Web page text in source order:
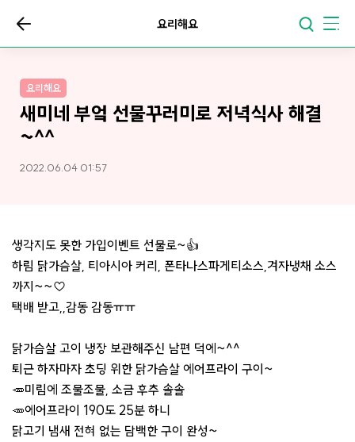
요리해요
요리해요
새미네 부엌 선물꾸러미로 저녁식사 해결
~^^
2022.06.04 01:57
생각지도 못한 가입이벤트 선물로~👍
하림 닭가슴살, 티아시아 커리, 폰타나스파게티소스,겨자냉채 소스
까지~~♡
택배 받고,,감동 감동ㅠㅠ
닭가슴살 고이 냉장 보관해주신 남편 덕에~^^
퇴근 하자마자 초딩 위한 닭가슴살 에어프라이 구이~
🥕미림에 조물조물, 소금 후추 솔솔
🥕에어프라이 190도 25분 하니
닭고기 냄새 전혀 없는 담백한 구이 완성~